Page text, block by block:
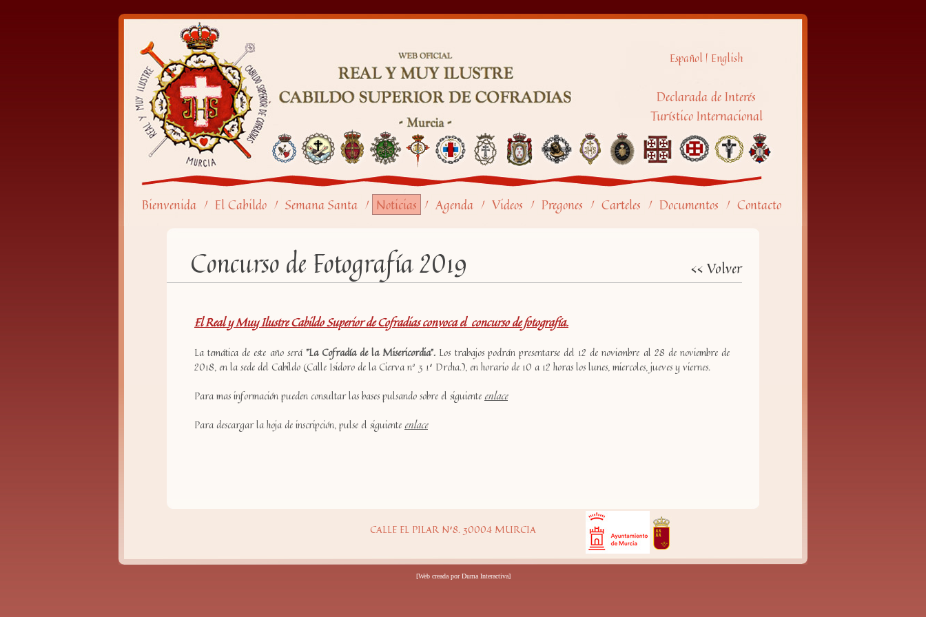
Español| English
Declarada de Interés
Turístico Internacional
Bienvenida / El Cabildo / Semana Santa / Noticias / Agenda / Videos / Pregones / Carteles / Documentos / Contacto
Concurso de Fotografía 2019 << Volver
El Real y Muy Ilustre Cabildo Superior de Cofradias convoca el concurso de fotografía.
La temática de este año será"La Cofradía de la Misericordia".Los trabajos podrán presentarse del 12 de noviembre al 28 de noviembre de
2018, en la sede del Cabildo (Calle Isidoro de la Cierva nº 3 1º Drcha.), en horario de 10 a 12 horas los lunes, miercoles, jueves y viernes.
Para mas información pueden consultar las bases pulsando sobre el siguiente enlace
Para descargar la hoja de inscripción, pulse el siguiente enlace
CALLE EL PILAR Nº8. 30004 MURCIA
[Web creada porDuma Interactiva]